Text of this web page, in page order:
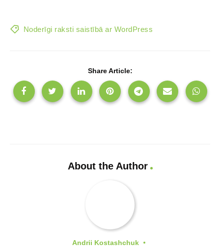
Noderīgi raksti saistībā ar WordPress
Share Article:
About the Author
Andrii Kostashchuk